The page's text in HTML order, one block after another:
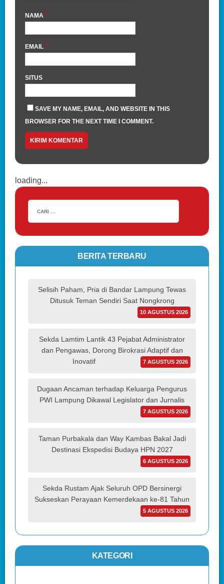
NAMA *
EMAIL *
SITUS
SAVE MY NAME, EMAIL, AND WEBSITE IN THIS
BROWSER FOR THE NEXT TIME I COMMENT.
loading...
BERITA TERBARU
Selisih Paham, Pria di Bandar Lampung Tewas
Ditusuk Teman Sendiri Saat Nongkrong
10 AGUSTUS 2026
Sekda Lamtim Lantik 43 Pejabat Administrator
dan Pengawas, Dorong Birokrasi Adaptif dan
Inovatif
7 AGUSTUS 2026
Dugaan Ancaman terhadap Keluarga Pengurus
PWI Lampung Dikawal Legislator dan Jurnalis
7 AGUSTUS 2026
Taman Purbakala dan Way Kambas Bakal Jadi
Destinasi Ekspedisi Budaya HPN 2027
6 AGUSTUS 2026
Sekda Rustam Ajak Seluruh OPD Bersinergi
Sukseskan Perayaan Kemerdekaan ke-81 Tahun
5 AGUSTUS 2026
KATEGORI